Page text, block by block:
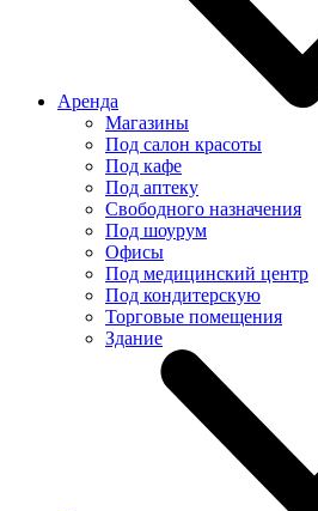
Аренда
Магазины
Под салон красоты
Под кафе
Под аптеку
Свободного назначения
Под шоурум
Офисы
Под медицинский центр
Под кондитерскую
Торговые помещения
Здание